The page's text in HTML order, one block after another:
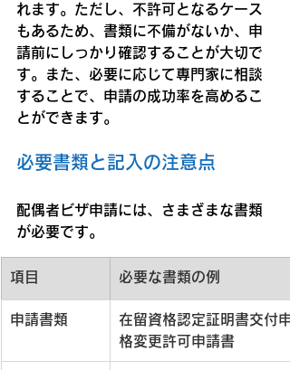
れます。ただし、不許可となるケース
もあるため、書類に不備がないか、申
請前にしっかり確認することが大切で
す。また、必要に応じて専門家に相談
することで、申請の成功率を高めるこ
とができます。
必要書類と記入の注意点
配偶者ビザ申請には、さまざまな書類
が必要です。
項目 必要な書類の例
申請書類
在留資格認定証明書交付
格変更許可申請書